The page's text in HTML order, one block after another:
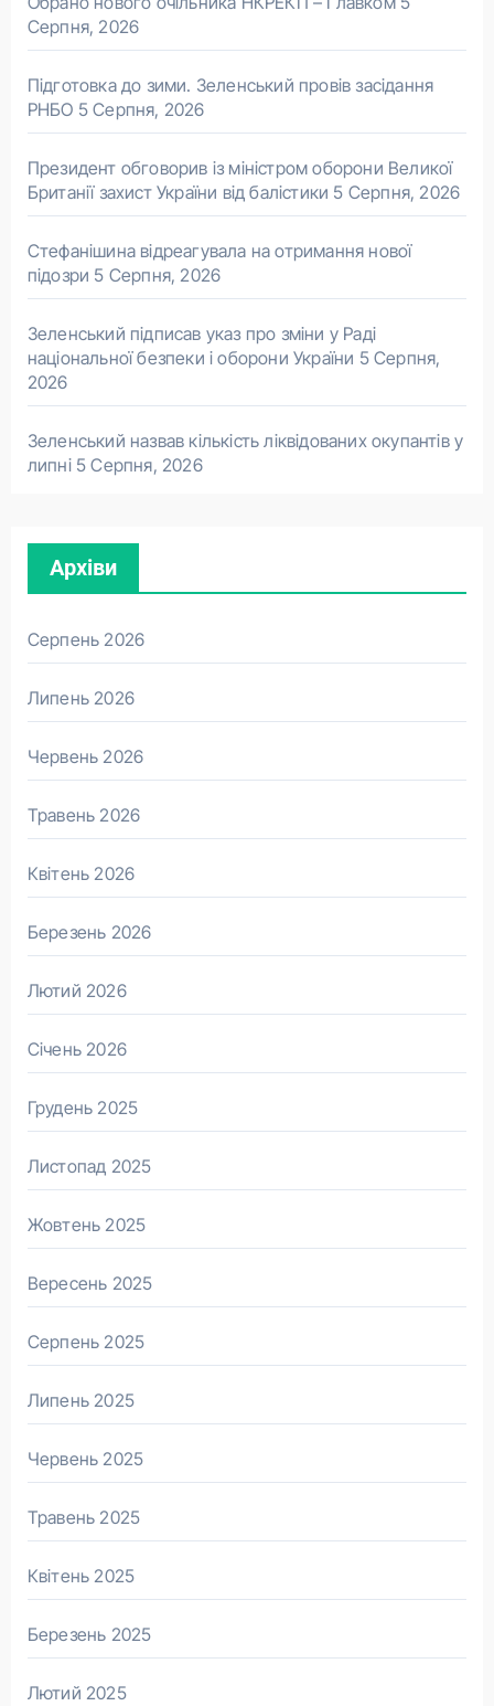
Серпня, 2026
Підготовка до зими. Зеленський провів засідання
РНБО 5 Серпня, 2026
Президент обговорив із міністром оборони Великої
Британії захист України від балістики 5 Серпня, 2026
Стефанішина відреагувала на отримання нової
підозри 5 Серпня, 2026
Зеленський підписав указ про зміни у Раді
національної безпеки і оборони України 5 Серпня,
2026
Зеленський назвав кількість ліквідованих окупантів у
липні 5 Серпня, 2026
Архіви
Серпень 2026
Липень 2026
Червень 2026
Травень 2026
Квітень 2026
Березень 2026
Лютий 2026
Січень 2026
Грудень 2025
Листопад 2025
Жовтень 2025
Вересень 2025
Серпень 2025
Липень 2025
Червень 2025
Травень 2025
Квітень 2025
Березень 2025
Лютий 2025